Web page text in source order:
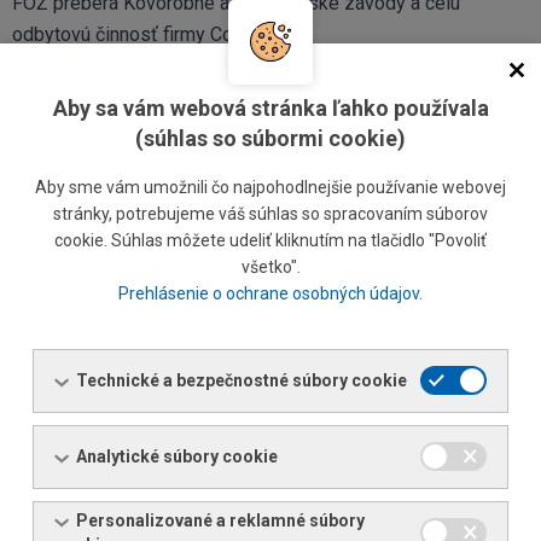
odbytovú činnosť firmy Coburg.
Zriadenie skladu oceľových rúr v prístave Bratislava.
1962
V rámci delimitácie bola prevzatá odbytová činnosť KZMH v
Nitre.
Následne bola spoločnosť transformovaná na Hutnú
1965
Začlenenie Hutnej odbytovej základne do Hutného odbytu,
n.p. Praha s prevádzkami v Bratislave, Nitre, Žiline, Martine a
Košiciach.
Aby sa vám webová stránka ľahko používala
(súhlas so súbormi cookie)
Aby sme vám umožnili čo najpohodlnejšie používanie webovej
stránky, potrebujeme váš súhlas so spracovaním súborov
cookie. Súhlas môžete udeliť kliknutím na tlačidlo "Povoliť
všetko".
Prehlásenie o ochrane osobných údajov.
Technické a bezpečnostné súbory cookie
Analytické súbory cookie
Personalizované a reklamné súbory